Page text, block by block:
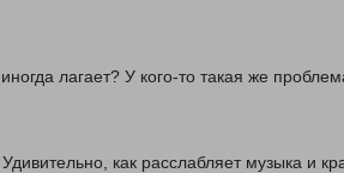
лагает? У кого-то такая же
как расслабляет музыка и